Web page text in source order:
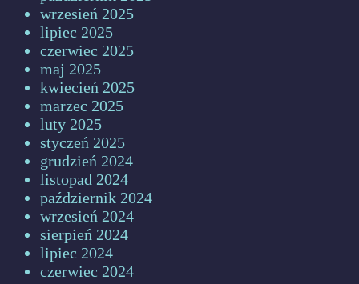
wrzesień 2025
lipiec 2025
czerwiec 2025
maj 2025
kwiecień 2025
marzec 2025
luty 2025
styczeń 2025
grudzień 2024
listopad 2024
październik 2024
wrzesień 2024
sierpień 2024
lipiec 2024
czerwiec 2024